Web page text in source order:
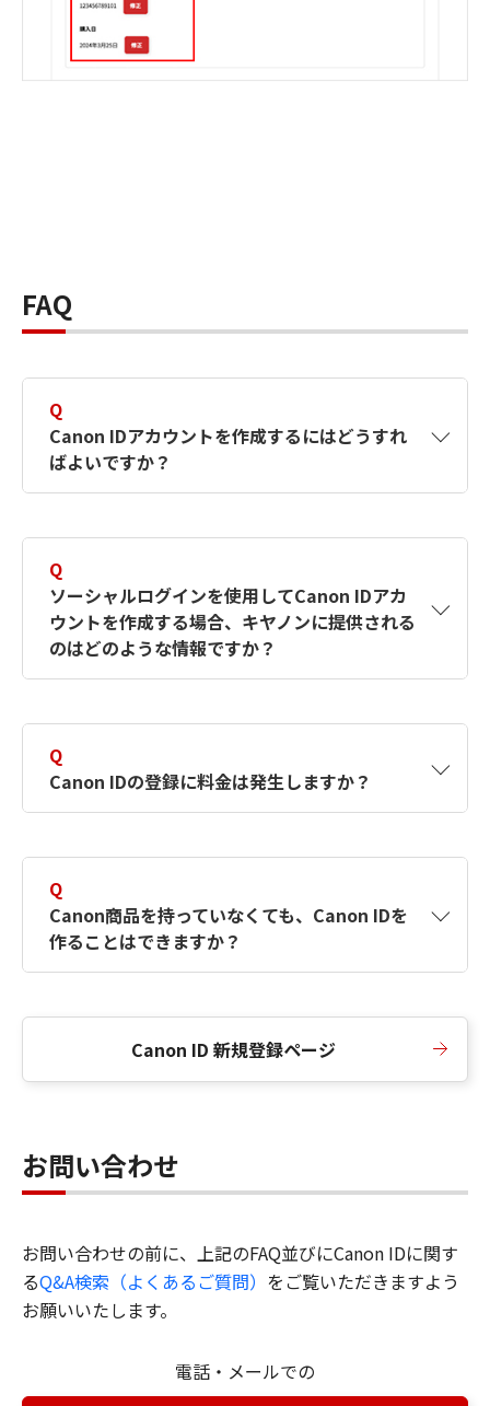
FAQ
Q
Canon IDアカウントを作成するにはどうすれ
ばよいですか？
す。詳しい作成方法は【カメラ】Canon IDとは
何ですか？Canon IDの作成方法は？をご確認く
ださい。
Q
ソーシャルログインを使用してCanon IDアカ
ウントを作成する場合、キヤノンに提供される
のはどのような情報ですか？
択したサービスから取得します。アカウントを
簡単に作成できるように、この情報を使用して
Canon IDの登録フォームを入力します。
Q
Canon IDの登録に料金は発生しますか？
Q
Canon商品を持っていなくても、Canon IDを
作ることはできますか？
Canon ID 新規登録ページ
お問い合わせ
お問い合わせの前に、上記のFAQ並びにCanon IDに関す
るQ&A検索（よくあるご質問） をご覧いただきますよう
お願いいたします。
電話・メールでの